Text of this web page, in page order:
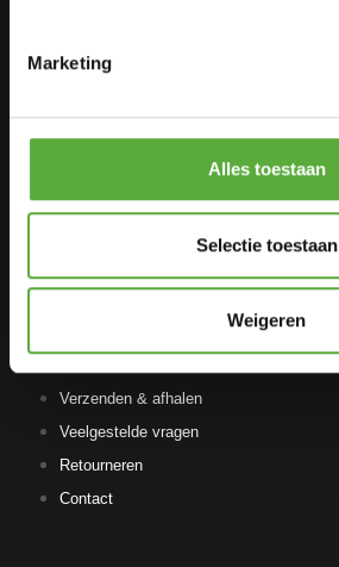
Marketing
Alles toestaan
Selectie toestaan
Weigeren
Kamperen
Klantenservice
Verzenden & afhalen
Veelgestelde vragen
Retourneren
Contact